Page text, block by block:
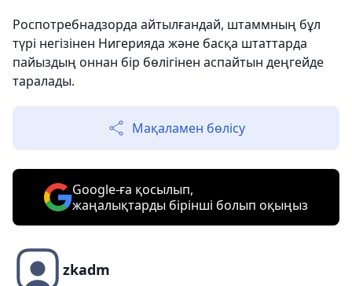
Роспотребнадзорда айтылғандай, штаммның бұл
түрі негізінен Нигерияда және басқа штаттарда
пайыздың оннан бір бөлігінен аспайтын деңгейде
таралады.
Мақаламен бөлісу
Google-ға қосылып,
жаңалықтарды бірінші болып оқыңыз
zkadm